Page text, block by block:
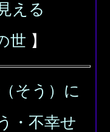
える
世 】
そう）に
・不幸せ